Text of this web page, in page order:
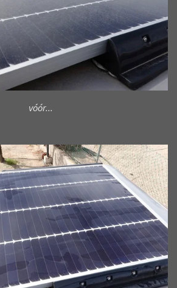
vóór...